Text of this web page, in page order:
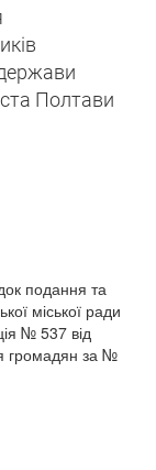
Полтави
подання та
міської ради
№ 537 від
громадян за №